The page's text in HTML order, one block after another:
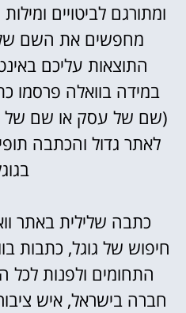
ומתורגם לביטויים
מחפשים את השם
התוצאות עליכם
במידה בוואלה פרסמו
(שם של עסק או שם של
לאתר גדול והכתבה
כתבה שלילית באתר
חיפוש של גוגל, כתבות
התחומים ולפנות לכל
חברה בישראל, איש